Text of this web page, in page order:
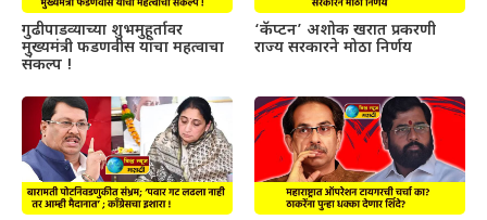
गुढीपाडव्याच्या शुभमुहूर्तावर
मुख्यमंत्री फडणवीस यांचा महत्वाचा
संकल्प !
‘कॅप्टन’ अशोक खरात प्रकरणी
राज्य सरकारने मोठा निर्णय